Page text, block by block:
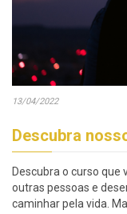
13/04/2022
Descubra
Descubra o curso que
outras pessoas e
caminhar pela vida.